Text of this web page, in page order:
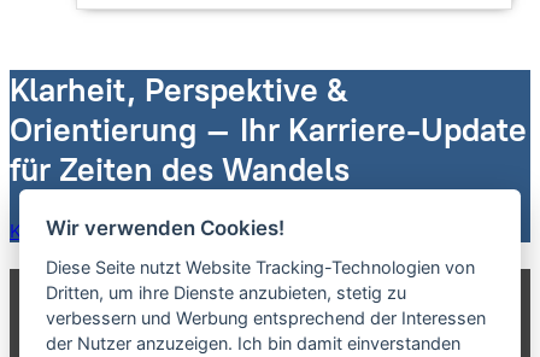
Klarheit, Perspektive &
Orientierung – Ihr Karriere-Update
für Zeiten des Wandels
Karriere-Newsletter erhalten
Karriere-Werkstatt.com
Wir verwenden Cookies!
Diese Seite nutzt Website Tracking-Technologien von
Dritten, um ihre Dienste anzubieten, stetig zu
verbessern und Werbung entsprechend der Interessen
der Nutzer anzuzeigen. Ich bin damit einverstanden